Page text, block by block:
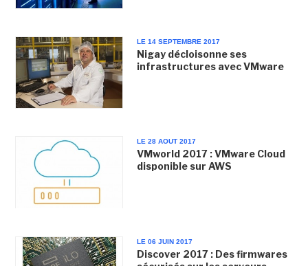
LE 14 SEPTEMBRE 2017
Nigay décloisonne ses
infrastructures avec VMware
LE 28 AOUT 2017
VMworld 2017 : VMware Cloud
disponible sur AWS
LE 06 JUIN 2017
Discover 2017 : Des firmwares